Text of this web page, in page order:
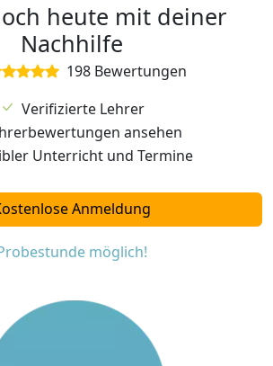
heute mit deiner
Nachhilfe
198 Bewertungen
Verifizierte Lehrer
ansehen
Unterricht und Termine
Anmeldung
möglich!